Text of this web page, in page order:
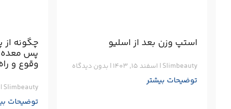
استپ وزن بعد از اسلیو
Slimbeauty اسفند ۱۵, ۱۴۰۳ بدون دیدگاه
توضیحات بیشتر
چگونه از
پس معده
وقوع و
Slimbeauty
توضیحات